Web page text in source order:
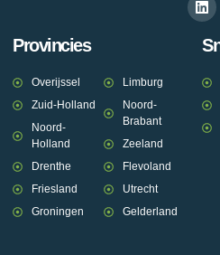
Provincies
Overijssel
Zuid-Holland
Noord-
Holland
Drenthe
Friesland
Groningen
Limburg
Noord-
Brabant
Zeeland
Flevoland
Utrecht
Gelderland